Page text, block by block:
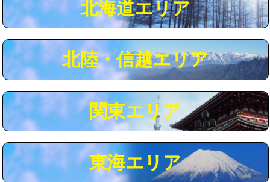
給水管工事※（ライニング鋼管・銅
44,000円
給水管工事※（ライニング鋼管・銅
管・ポリ管・HT管使用/3ｍ超え)
+8,800円
マス交換（土の掘削・埋め戻し作業） 11,000円~
マス交換（深さ50㎝未満） 55,000円
マス交換（深さ50㎝以上） 66,000円
コンクリート斫り（厚さ10㎝まで） 27,500円
北海道エリア
北陸・信越エリア
関東エリア
東海エリア